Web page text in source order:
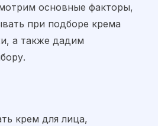
основные факторы,
при подборе крема
а также дадим
крем для лица,